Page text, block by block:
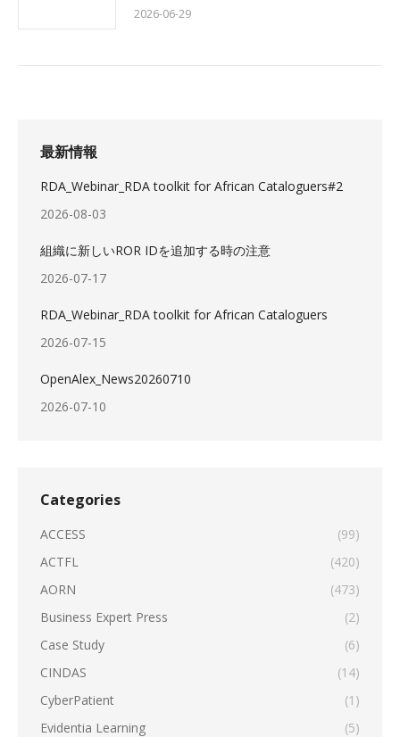
2026-06-29
最新情報
RDA_Webinar_RDA toolkit for African Cataloguers#2
2026-08-03
組織に新しいROR IDを追加する時の注意
2026-07-17
RDA_Webinar_RDA toolkit for African Cataloguers
2026-07-15
OpenAlex_News20260710
2026-07-10
Categories
ACCESS
(99)
ACTFL
(420)
AORN
(473)
Business Expert Press
(2)
Case Study
(6)
CINDAS
(14)
CyberPatient
(1)
Evidentia Learning
(5)